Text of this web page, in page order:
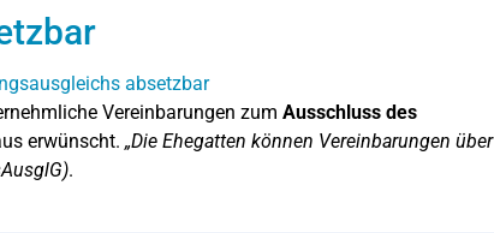
Vereinbarungen zum Ausschluss des
erwünscht. „Die Ehegatten können Vereinbarungen über
.